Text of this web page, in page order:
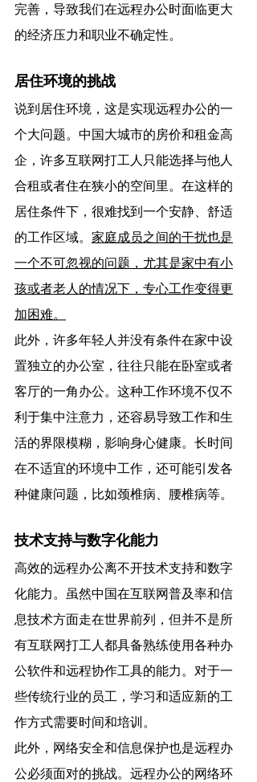
完善，导致我们在远程办公时面临更大
的经济压力和职业不确定性。
居住环境的挑战
说到居住环境，这是实现远程办公的一
个大问题。中国大城市的房价和租金高
企，许多互联网打工人只能选择与他人
合租或者住在狭小的空间里。在这样的
居住条件下，很难找到一个安静、舒适
的工作区域。 家庭成员之间的干扰也是
一个不可忽视的问题，尤其是家中有小
孩或者老人的情况下，专心工作变得更
加困难。
此外，许多年轻人并没有条件在家中设
置独立的办公室，往往只能在卧室或者
客厅的一角办公。这种工作环境不仅不
利于集中注意力，还容易导致工作和生
活的界限模糊，影响身心健康。长时间
在不适宜的环境中工作，还可能引发各
种健康问题，比如颈椎病、腰椎病等。
技术支持与数字化能力
高效的远程办公离不开技术支持和数字
化能力。虽然中国在互联网普及率和信
息技术方面走在世界前列，但并不是所
有互联网打工人都具备熟练使用各种办
公软件和远程协作工具的能力。对于一
些传统行业的员工，学习和适应新的工
作方式需要时间和培训。
此外，网络安全和信息保护也是远程办
公必须面对的挑战。远程办公的网络环